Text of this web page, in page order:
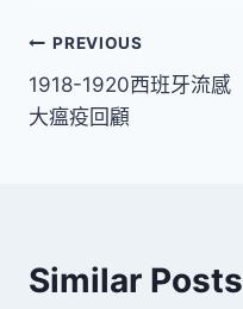
文
章
PREVIOUS
1918-1920西班牙流感
大瘟疫回顧
Similar Posts